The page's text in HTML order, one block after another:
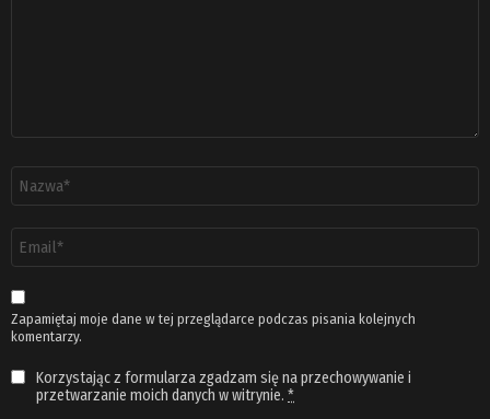
email
*
Zapamiętaj moje dane w tej przeglądarce podczas pisania kolejnych
komentarzy.
Korzystając z formularza zgadzam się na przechowywanie i
przetwarzanie moich danych w witrynie. *